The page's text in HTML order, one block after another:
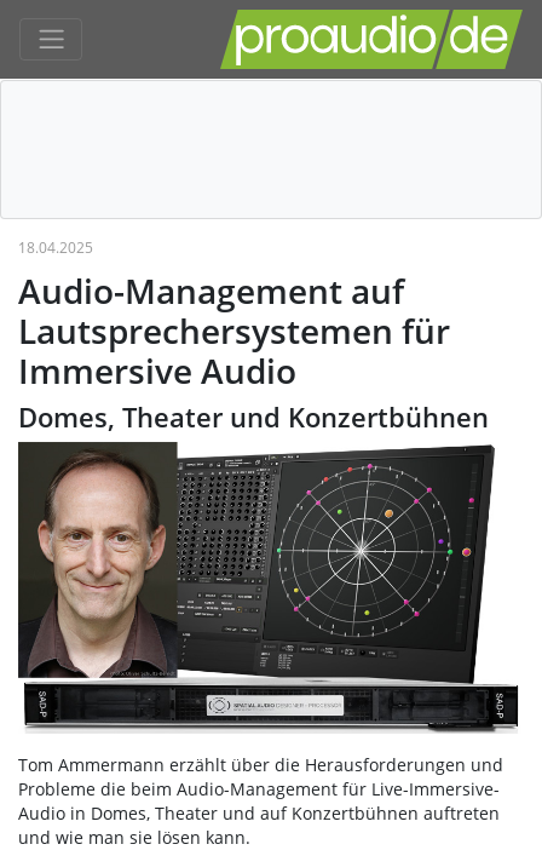
18.04.2025
Audio-Management auf
Lautsprechersystemen für
Immersive Audio
Domes, Theater und Konzertbühnen
Tom Ammermann erzählt über die Herausforderungen und
Probleme die beim Audio-Management für Live-Immersive-
Audio in Domes, Theater und auf Konzertbühnen auftreten
und wie man sie lösen kann.